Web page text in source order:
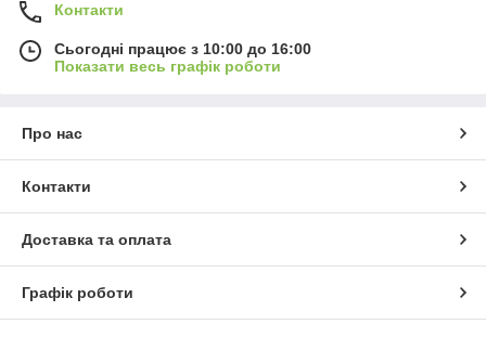
Контакти
Сьогодні працює з 10:00 до 16:00
Показати весь графік роботи
Про нас
Контакти
Доставка та оплата
Графік роботи